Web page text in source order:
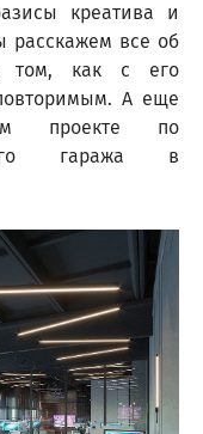
креатива и
расскажем все об
о том, как с его
А еще
проекте по
гаража в